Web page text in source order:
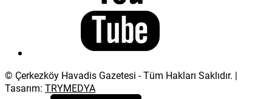
© Çerkezköy Havadis Gazetesi - Tüm Hakları Saklıdır. |
Tasarım: TRYMEDYA